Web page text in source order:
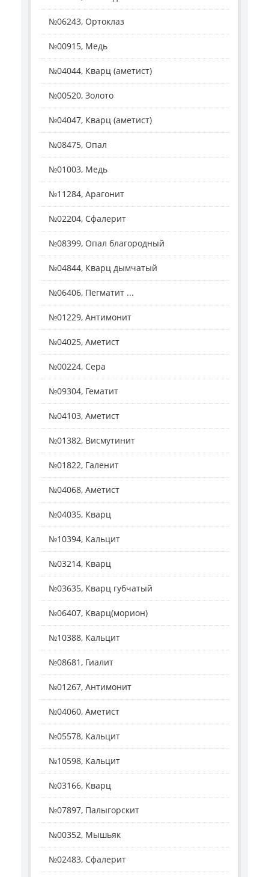
№06243, Ортоклаз
№00915, Медь
№04044, Кварц (аметист)
№00520, Золото
№04047, Кварц (аметист)
№08475, Опал
№01003, Медь
№11284, Арагонит
№02204, Сфалерит
№08399, Опал благородный
№04844, Кварц дымчатый
№06406, Пегматит ...
№01229, Антимонит
№04025, Аметист
№00224, Сера
№09304, Гематит
№04103, Аметист
№01382, Висмутинит
№01822, Галенит
№04068, Аметист
№04035, Кварц
№10394, Кальцит
№03214, Кварц
№03635, Кварц губчатый
№06407, Кварц(морион)
№10388, Кальцит
№08681, Гиалит
№01267, Антимонит
№04060, Аметист
№05578, Кальцит
№10598, Кальцит
№03166, Кварц
№07897, Палыгорскит
№00352, Мышьяк
№02483, Сфалерит